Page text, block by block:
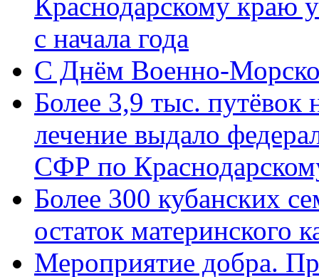
Краснодарскому краю
с начала года
C Днём Военно-
Более 3,9 тыс. путёвок
лечение выдало
СФР по
Более 300 кубанских
остаток материнского
Мероприятие добра.